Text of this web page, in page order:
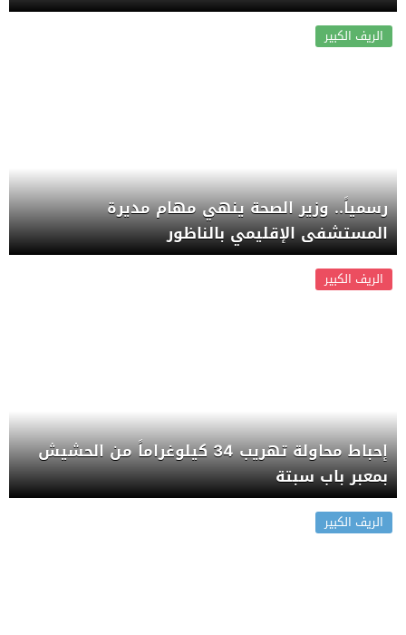
الريف الكبير
رسمياً.. وزير الصحة ينهي مهام مديرة
المستشفى الإقليمي بالناظور
الريف الكبير
إحباط محاولة تهريب 34 كيلوغراماً من الحشيش
بمعبر باب سبتة
الريف الكبير